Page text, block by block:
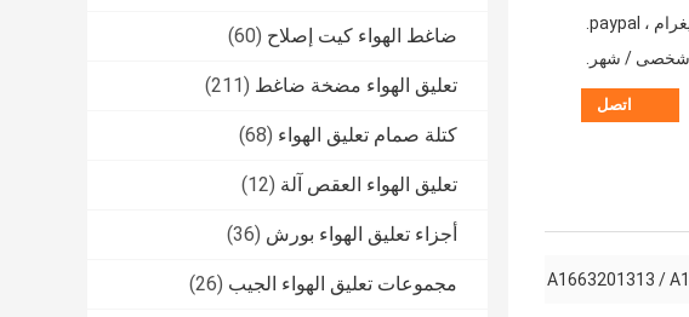
ضاغط الهواء كيت إصلاح (60)
تعليق الهواء مضخة ضاغط (211)
كتلة صمام تعليق الهواء (68)
تعليق الهواء العقص آلة (12)
أجزاء تعليق الهواء بورش (36)
مجموعات تعليق الهواء الجيب (26)
اتصل
A1663201313 /